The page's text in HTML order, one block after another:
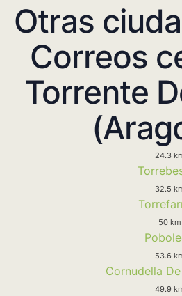
Otras
Correos
Torrente
24.3
32.5
50 km
53.6
Cornudella
49.9